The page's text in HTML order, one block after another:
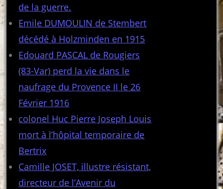
de la guerre.
Emile DUMOULIN de Stembert
décédé à Holzminden en 1915
Edouard PASCAL de Rougiers
(83-Var) perd la vie dans le
naufrage du Provence II le 26
Février 1916
colonel Huc Pierre Joseph Louis
mort à l’hôpital temporaire de
Bertrix
Camille JOSET, illustre résistant,
directeur de l’Avenir du